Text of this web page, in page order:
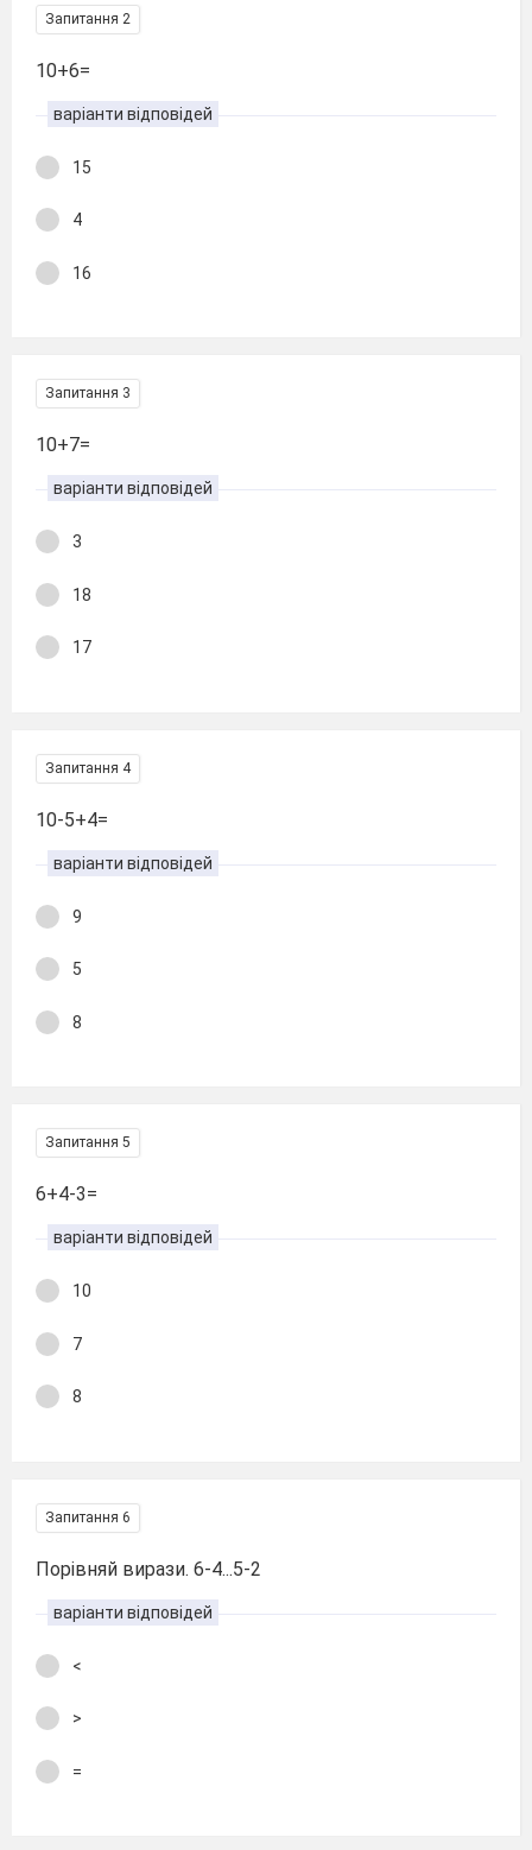
Запитання 2
10+6=
варіанти відповідей
15
4
16
Запитання 3
10+7=
варіанти відповідей
3
18
17
Запитання 4
10-5+4=
варіанти відповідей
9
5
8
Запитання 5
6+4-3=
варіанти відповідей
10
7
8
Запитання 6
Порівняй вирази. 6-4...5-2
варіанти відповідей
<
>
=